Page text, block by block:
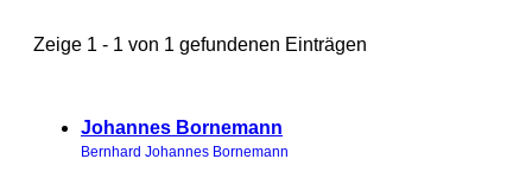
Zeige 1 - 1 von 1 gefundenen Einträgen
Johannes Bornemann
Bernhard Johannes Bornemann